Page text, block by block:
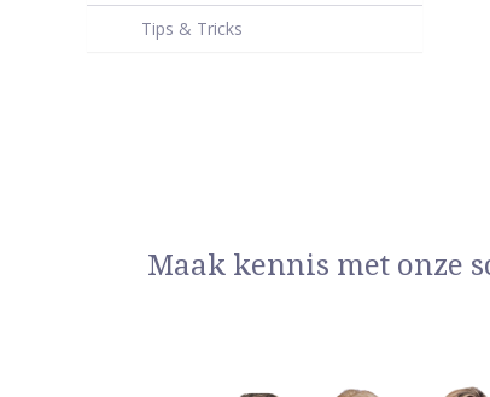
Tips & Tricks
Maak kennis met onze